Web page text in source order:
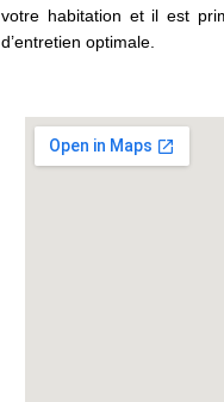
votre habitation et il est
d’entretien optimale.